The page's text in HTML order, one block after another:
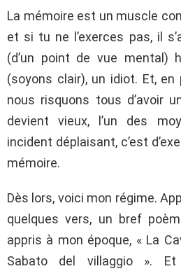
La mémoire est un muscle
et si tu ne l’exerces pas, il
(d’un point de vue mental)
(soyons clair), un idiot. Et,
nous risquons tous d’avoir
devient vieux, l’un des
incident déplaisant, c’est
mémoire.
Dès lors, voici mon régime.
quelques vers, un bref
appris à mon époque, « La
Sabato del villaggio ».